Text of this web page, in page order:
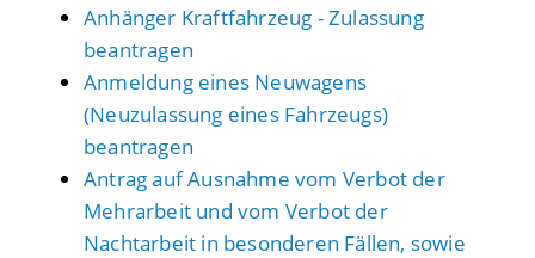
Anhänger Kraftfahrzeug - Zulassung
beantragen
Anmeldung eines Neuwagens
(Neuzulassung eines Fahrzeugs)
beantragen
Antrag auf Ausnahme vom Verbot der
Mehrarbeit und vom Verbot der
Nachtarbeit in besonderen Fällen, sowie